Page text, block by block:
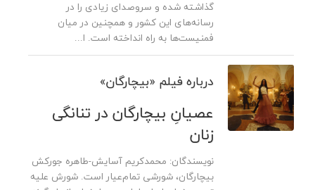
گذاشته شده و سروصدای زیادی را در
رسانه‌ها‌ی این کشور و همچنین در میان
فمنیست‌ها به راه انداخته است. ا...
درباره فیلم «بیچارگان»
عصیانِ بیچارگان در تنانگی
زنان
نویسندگان: محمدکریم آسایش-طاهره جورکش
بیچارگان، شورشی تمام‌عیار است. شورش علیه